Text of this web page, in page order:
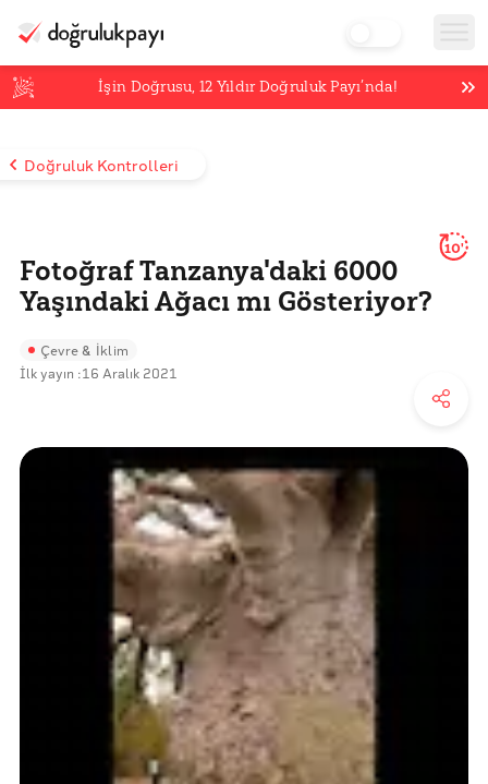
İşin Doğrusu,12 Yıldır Doğruluk Payı’nda!
Doğruluk Kontrolleri
Fotoğraf Tanzanya'daki 6000
Yaşındaki Ağacı mı Gösteriyor?
10'
Çevre & İklim
İlk yayın :16 Aralık 2021